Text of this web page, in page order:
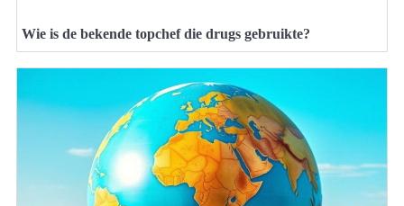
Wie is de bekende topchef die drugs gebruikte?